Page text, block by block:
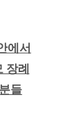
에서
장례
들